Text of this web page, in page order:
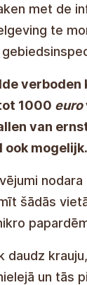
met de
te
1000 euro
van
mogelijk.
veel algen,
kliffen,